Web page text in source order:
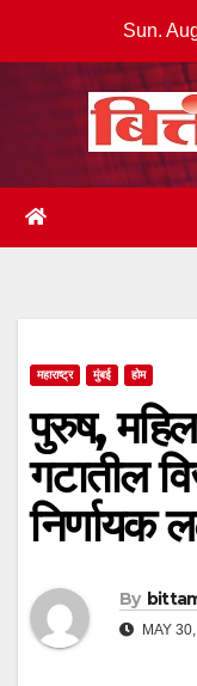
Sun.
महाराष्ट्र मुंबई होम
पुरुष,
गटातील
निर्णायक
By
MAY